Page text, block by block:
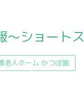
～ショート
老人ホーム かつぼ園